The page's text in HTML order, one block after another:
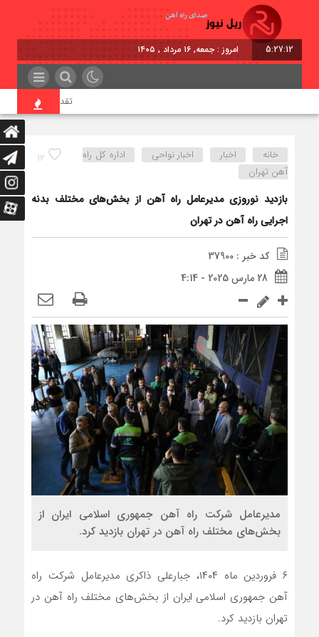
5:27:12 امروز : جمعه, ۱۶ مرداد , ۱۴۰۵
تقدیر معاون اول
12 خانه اخبار اخبار نواحی
اداره كل راه
آهن تهران
بازدید نوروزی مدیرعامل راه آهن از بخش‌های مختلف بدنه
اجرایی راه آهن در تهران
کد خبر : 37900
28 مارس 2025 - 4:14
مدیرعامل شرکت راه آهن جمهوری اسلامی ایران از
بخش‌های مختلف راه آهن در تهران بازدید کرد.
۶ فروردین ماه ۱۴۰۴، جبارعلی ذاکری مدیرعامل شرکت راه
آهن جمهوری اسلامی ایران از بخش‌های مختلف راه آهن در
تهران بازدید کرد.